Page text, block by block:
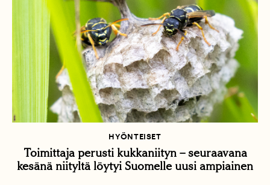
HYÖNTEISET
Toimittaja perusti kukkaniityn – seuraavana
kesänä niityltä löytyi Suomelle uusi ampiainen